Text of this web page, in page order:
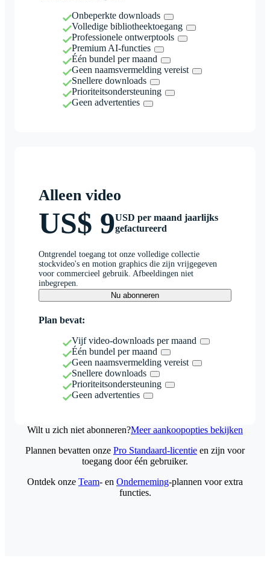
Onbeperkte downloads
Volledige bibliotheektoegang
Professionele ontwerptools
Premium AI-functies
Één bundel per maand
Geen naamsvermelding vereist
Snellere downloads
Prioriteitsondersteuning
Geen advertenties
Alleen video
US$ 9USD per maand jaarlijks
gefactureerd
Ontgrendel toegang tot onze volledige collectie
stockvideo's en motion graphics die zijn vrijgegeven
voor commercieel gebruik. Afbeeldingen niet
inbegrepen.
Nu abonneren
Plan bevat:
Vijf video-downloads per maand
Één bundel per maand
Geen naamsvermelding vereist
Snellere downloads
Prioriteitsondersteuning
Geen advertenties
Wilt u zich niet abonneren?Meer aankoopopties bekijken
Plannen bevatten onze Pro Standaard-licentie en zijn voor
toegang door één gebruiker.
Ontdek onze Team- en Onderneming-plannen voor extra
functies.